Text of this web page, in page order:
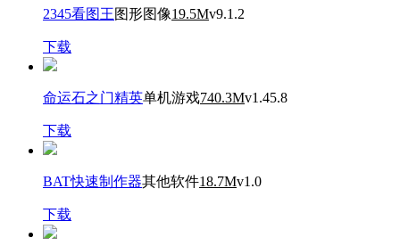
2345看图王图形图像19.5Mv9.1.2
下载
命运石之门精英单机游戏740.3Mv1.45.8
下载
BAT快速制作器其他软件18.7Mv1.0
下载